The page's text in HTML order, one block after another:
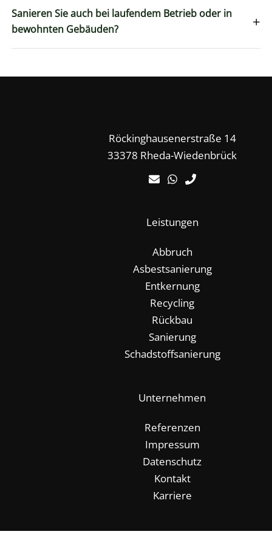
Sanieren Sie auch bei laufendem Betrieb oder in
bewohnten Gebäuden?
+
Röckinghausenerstraße 14
33378 Rheda-Wiedenbrück
Leistungen
Abbruch
Asbestsanierung
Entkernung
Recycling
Rückbau
Sanierung
Schadstoffsanierung
Unternehmen
Referenzen
Impressum
Datenschutz
Kontakt
Karriere